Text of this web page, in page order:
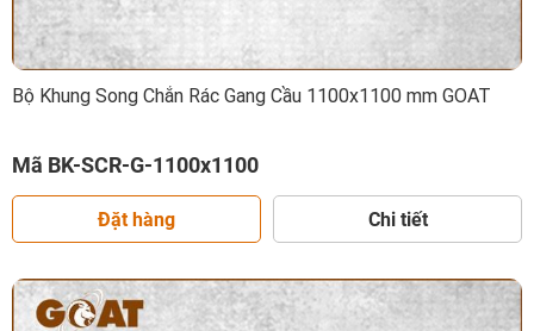
Bộ Khung Song Chắn Rác Gang Cầu 1100x1100 mm GOAT
Mã BK-SCR-G-1100x1100
Đặt hàng Chi tiết